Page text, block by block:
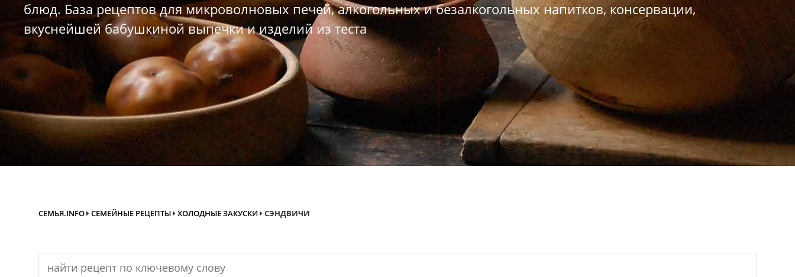
блюд. База рецептов для микроволновых печей, алкогольных и безалкогольных напитков, консервации,
вкуснейшей бабушкиной выпечки и изделий из теста
СЕМЬЯ.INFO СЕМЕЙНЫЕ РЕЦЕПТЫ ХОЛОДНЫЕ ЗАКУСКИ СЭНДВИЧИ
Search